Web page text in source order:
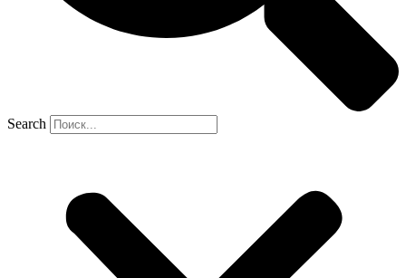
Search